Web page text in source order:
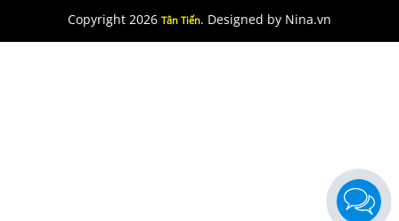
Copyright 2026 Tân Tiến. Designed by Nina.vn